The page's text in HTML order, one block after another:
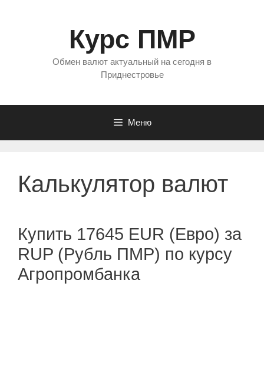
Курс ПМР
Обмен валют актуальный на сегодня в
Приднестровье
Меню
Калькулятор валют
Купить 17645 EUR (Евро) за
RUP (Рубль ПМР) по курсу
Агропромбанка